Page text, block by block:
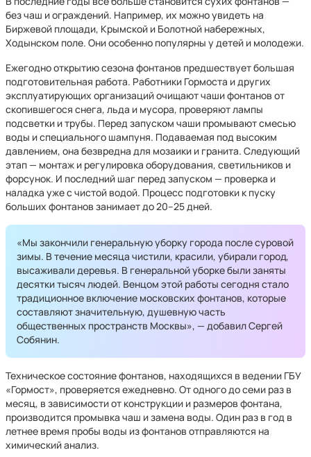
без чаш и ограждений. Например, их можно увидеть на
Биржевой площади, Крымской и Болотной набережных,
Ходынском поле. Они особенно популярны у детей и молодежи.
Ежегодно открытию сезона фонтанов предшествует большая
подготовительная работа. Работники Гормоста и других
эксплуатирующих организаций очищают чаши фонтанов от
скопившегося снега, льда и мусора, проверяют лампы
подсветки и трубы. Перед запуском чаши промывают смесью
воды и специального шампуня. Подаваемая под высоким
давлением, она безвредна для мозаики и гранита. Следующий
этап — монтаж и регулировка оборудования, светильников и
форсунок. И последний шаг перед запуском — проверка и
наладка уже с чистой водой. Процесс подготовки к пуску
больших фонтанов занимает до 20–25 дней.
«Мы закончили генеральную уборку города после суровой
зимы. В течение месяца чистили, красили, убирали город,
высаживали деревья. В генеральной уборке были заняты
десятки тысяч людей. Венцом этой работы сегодня стало
традиционное включение московских фонтанов, которые
составляют значительную, душевную часть
общественных пространств Москвы», — добавил Сергей
Собянин.
Техническое состояние фонтанов, находящихся в ведении ГБУ
«Гормост», проверяется ежедневно. От одного до семи раз в
месяц, в зависимости от конструкции и размеров фонтана,
производится промывка чаш и замена воды. Один раз в год в
летнее время пробы воды из фонтанов отправляются на
химический анализ.